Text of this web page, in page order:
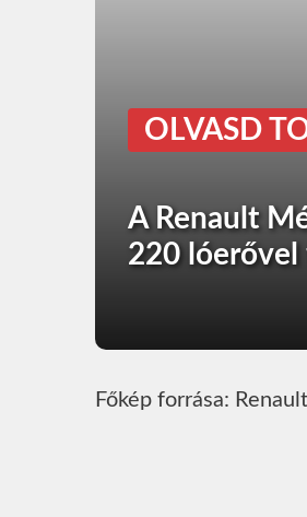
OLVASD
A Renault
220 lóerővel
Főkép forrása: Renault